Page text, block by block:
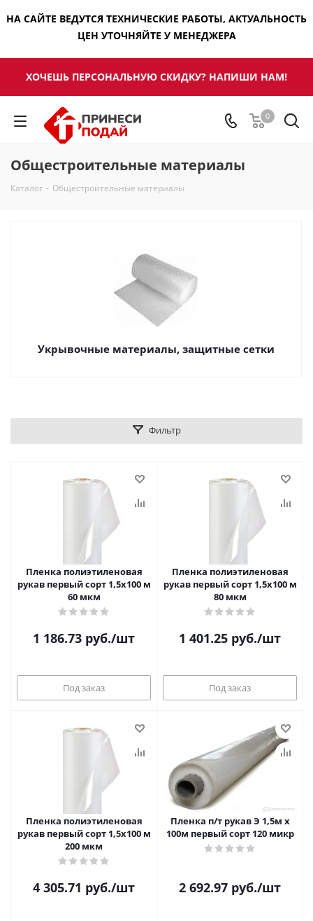
НА САЙТЕ ВЕДУТСЯ ТЕХНИЧЕСКИЕ РАБОТЫ, АКТУАЛЬНОСТЬ
ЦЕН УТОЧНЯЙТЕ У МЕНЕДЖЕРА
ХОЧЕШЬ ПЕРСОНАЛЬНУЮ СКИДКУ? НАПИШИ НАМ!
0
Общестроительные материалы
Каталог - Общестроительные материалы
Укрывочные материалы, защитные сетки
Фильтр
Пленка полиэтиленовая
рукав первый сорт 1,5х100 м
60 мкм
1 186.73 руб./шт
Под заказ
Пленка полиэтиленовая
рукав первый сорт 1,5х100 м
80 мкм
1 401.25 руб./шт
Под заказ
Пленка полиэтиленовая
рукав первый сорт 1,5х100 м
200 мкм
4 305.71 руб./шт
Пленка п/т рукав Э 1,5м х
100м первый сорт 120 микр
2 692.97 руб./шт